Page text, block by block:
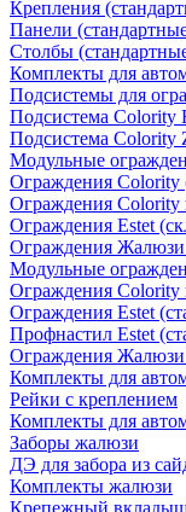
Крепления
Панели
Столбы
Комплекты для
Подсистемы для
Подсистема Colority
Подсистема Colority
Модульные
Ограждения Colority
Ограждения Colority
Ограждения Estet
Ограждения Жалюзи
Модульные
Ограждения Colority
Ограждения Estet
Профнастил Estet
Ограждения Жалюзи
Комплекты для
Рейки с креплением
Комплекты для
Заборы жалюзи
ДЭ для забора из
Комплекты жалюзи
Крепежный